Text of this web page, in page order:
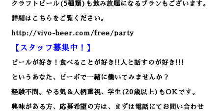
クラフトビール(5種類)も飲み放題になるプランもございます。
詳細はこちらをご覧ください。
http://vivo-beer.com/free/party
【スタッフ募集中！】
ビールが好き！食べることが好き!!人と話すのが好き!!!
というあなた、ビーボで一緒に働いてみませんか？
経験不問。やる気＆人柄重視、学生(20歳以上)もOKです。
興味がある方、応募希望の方は、まずは電話にてお問い合わせ